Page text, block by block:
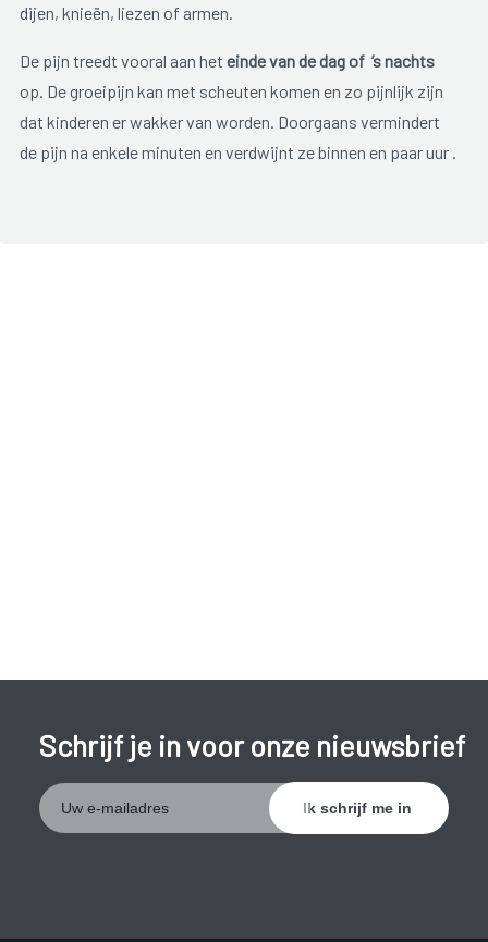
dijen, knieën, liezen of armen.
De pijn treedt vooral aan het einde van de dag of ’s nachts
op. De groeipijn kan met scheuten komen en zo pijnlijk zijn
dat kinderen er wakker van worden. Doorgaans vermindert
de pijn na enkele minuten en verdwijnt ze binnen en paar uur .
Schrijf je in voor onze nieuwsbrief